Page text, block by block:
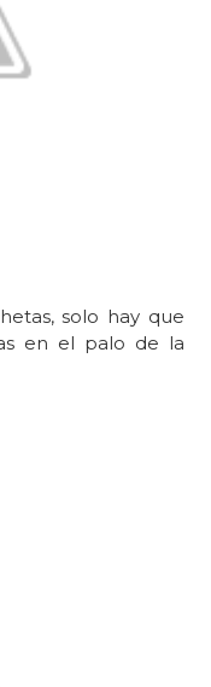
solo hay que
en el palo de la